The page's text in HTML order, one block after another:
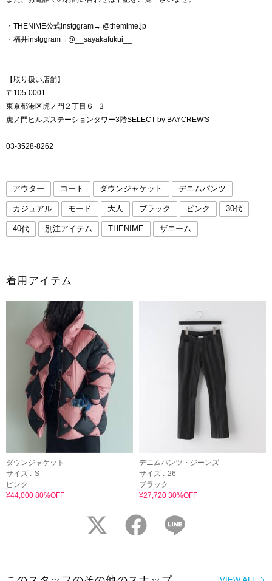
・THENIME公式instggram→ @themime.jp
・福井instggram→@__sayakafukui__
【取り扱い店舗】
〒105-0001
東京都港区虎ノ門２丁目６−３
虎ノ門ヒルズステーションタワー3階SELECT by BAYCREW'S
03-3528-8262
アウター コート ダウンジャケット デニムパンツ
カジュアル モード 大人 ブラック ピンク 30代
40代 別注アイテム THENIME ザニーム
着用アイテム
ダウンジャケット
サイズ : S
ピンク
¥44,000 80%OFF
デニムパンツ・ジーンズ
サイズ : 26
ブラック
¥27,720 30%OFF
twitter facebook